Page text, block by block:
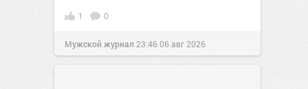
1 0
Мужской журнал 23:4606 авг 2026